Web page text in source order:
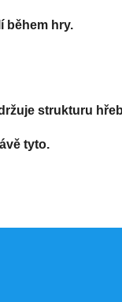
během hry.
strukturu
tyto.